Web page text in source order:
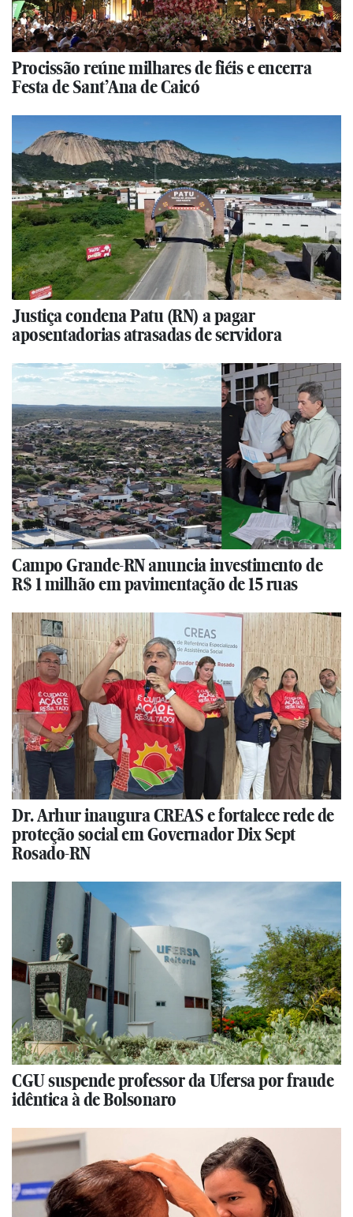
Procissão reúne milhares de fiéis e encerra
Festa de Sant’Ana de Caicó
Justiça condena Patu (RN) a pagar
aposentadorias atrasadas de servidora
Campo Grande-RN anuncia investimento de
R$ 1 milhão em pavimentação de 15 ruas
Dr. Arhur inaugura CREAS e fortalece rede de
proteção social em Governador Dix Sept
Rosado-RN
CGU suspende professor da Ufersa por fraude
idêntica à de Bolsonaro